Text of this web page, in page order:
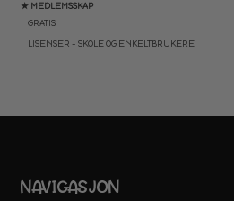
★ MEDLEMSSKAP
GRATIS
LISENSER – SKOLE OG ENKELTBRUKERE
NAVIGASJON